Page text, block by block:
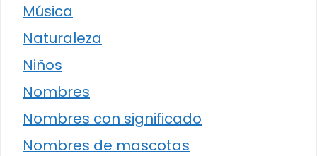
Música
Naturaleza
Niños
Nombres
Nombres con significado
Nombres de mascotas